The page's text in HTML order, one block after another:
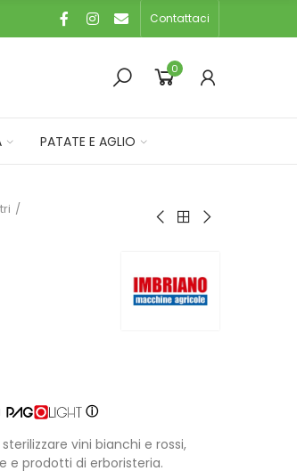
Contattaci
0
PATATE E AGLIO
ⓘ
vini bianchi e rossi,
e prodotti di erboristeria.